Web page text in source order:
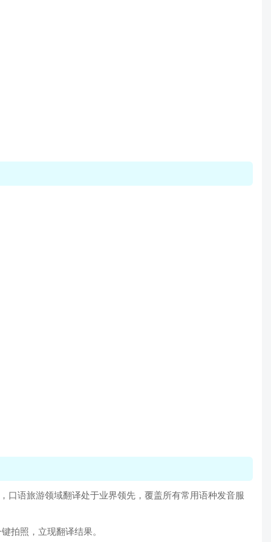
口语旅游领域翻译处于业界领先，覆盖所有常用语种发音服
拍照，立现翻译结果。